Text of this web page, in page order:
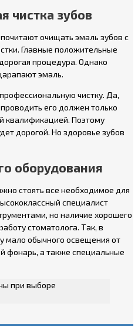
чистка зубов
очищать эмаль зубов с
Главные положительные
процедура. Однако
эмаль.
чистку. Да,
его должен только
квалификацией. Поэтому
дорогой. Но здоровье зубов
оборудования
стоять все необходимое для
специалист
но наличие хорошего
стоматолога. Так, в
мало обычного освещения от
фонарь, а также специальные
при выборе